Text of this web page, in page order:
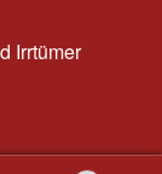
Irrtümer